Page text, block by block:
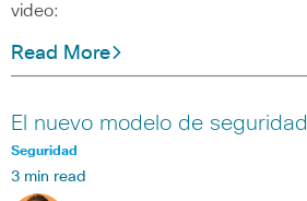
video:
Read More
El nuevo modelo de seguridad
Seguridad
3 min read